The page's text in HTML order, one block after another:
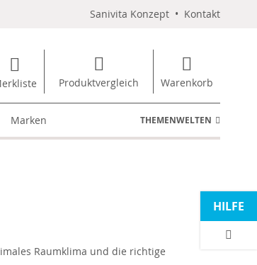
Sanivita Konzept • Kontakt
Produktvergleich Warenkorb
Marken THEMENWELTEN
Raumklima und die richtige
HILFE